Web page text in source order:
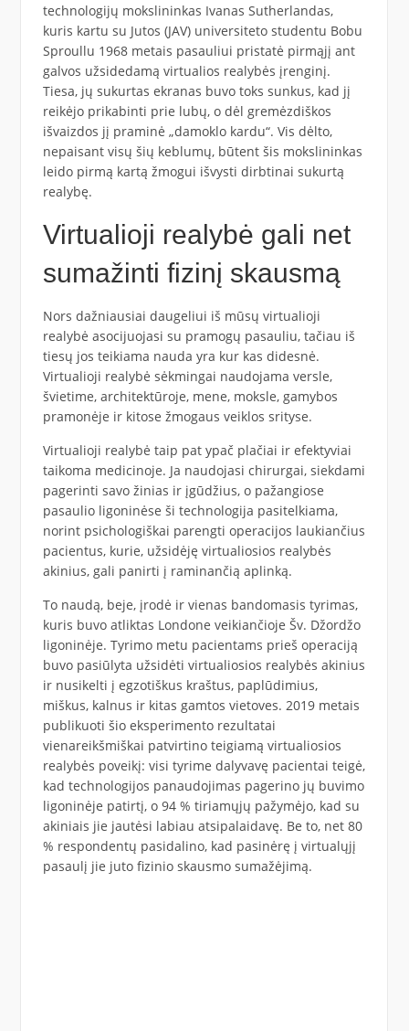
technologijų mokslininkas Ivanas Sutherlandas,
kuris kartu su Jutos (JAV) universiteto studentu Bobu
Sproullu 1968 metais pasauliui pristatė pirmąjį ant
galvos užsidedamą virtualios realybės įrenginį.
Tiesa, jų sukurtas ekranas buvo toks sunkus, kad jį
reikėjo prikabinti prie lubų, o dėl gremėzdiškos
išvaizdos jį praminė „damoklo kardu“. Vis dėlto,
nepaisant visų šių keblumų, būtent šis mokslininkas
leido pirmą kartą žmogui išvysti dirbtinai sukurtą
realybę.
Virtualioji realybė gali net
sumažinti fizinį skausmą
Nors dažniausiai daugeliui iš mūsų virtualioji
realybė asocijuojasi su pramogų pasauliu, tačiau iš
tiesų jos teikiama nauda yra kur kas didesnė.
Virtualioji realybė sėkmingai naudojama versle,
švietime, architektūroje, mene, moksle, gamybos
pramonėje ir kitose žmogaus veiklos srityse.
Virtualioji realybė taip pat ypač plačiai ir efektyviai
taikoma medicinoje. Ja naudojasi chirurgai, siekdami
pagerinti savo žinias ir įgūdžius, o pažangiose
pasaulio ligoninėse ši technologija pasitelkiama,
norint psichologiškai parengti operacijos laukiančius
pacientus, kurie, užsidėję virtualiosios realybės
akinius, gali panirti į raminančią aplinką.
To naudą, beje, įrodė ir vienas bandomasis tyrimas,
kuris buvo atliktas Londone veikiančioje Šv. Džordžo
ligoninėje. Tyrimo metu pacientams prieš operaciją
buvo pasiūlyta užsidėti virtualiosios realybės akinius
ir nusikelti į egzotiškus kraštus, paplūdimius,
miškus, kalnus ir kitas gamtos vietoves. 2019 metais
publikuoti šio eksperimento rezultatai
vienareikšmiškai patvirtino teigiamą virtualiosios
realybės poveikį: visi tyrime dalyvavę pacientai teigė,
kad technologijos panaudojimas pagerino jų buvimo
ligoninėje patirtį, o 94 % tiriamųjų pažymėjo, kad su
akiniais jie jautėsi labiau atsipalaidavę. Be to, net 80
% respondentų pasidalino, kad pasinėrę į virtualųjį
pasaulį jie juto fizinio skausmo sumažėjimą.